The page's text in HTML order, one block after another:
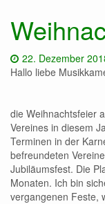
Datum:
22. Dezember
Hallo liebe
die Weihnachtsfeier
Vereines in diesem
Terminen in der
befreundeten
Jubiläumsfest. Die
Monaten. Ich bin
vergangenen Feste,